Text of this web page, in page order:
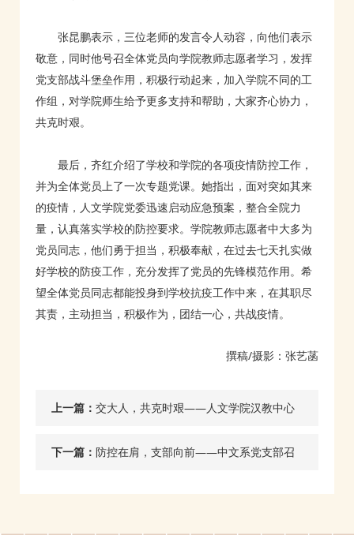
张昆鹏表示，三位老师的发言令人动容，向他们表示
敬意，同时他号召全体党员向学院教师志愿者学习，发挥
党支部战斗堡垒作用，积极行动起来，加入学院不同的工
作组，对学院师生给予更多支持和帮助，大家齐心协力，
共克时艰。
最后，齐红介绍了学校和学院的各项疫情防控工作，
并为全体党员上了一次专题党课。她指出，面对突如其来
的疫情，人文学院党委迅速启动应急预案，整合全院力
量，认真落实学校的防控要求。学院教师志愿者中大多为
党员同志，他们勇于担当，积极奉献，在过去七天扎实做
好学校的防疫工作，充分发挥了党员的先锋模范作用。希
望全体党员同志都能投身到学校抗疫工作中来，在其职尽
其责，主动担当，积极作为，团结一心，共战疫情。
撰稿/摄影：张艺菡
上一篇： 交大人，共克时艰——人文学院汉教中心
党支部防疫纪实
下一篇： 防控在肩，支部向前——中文系党支部召